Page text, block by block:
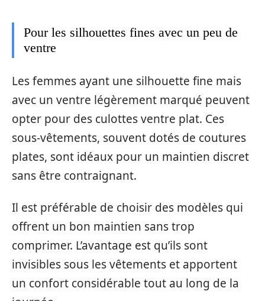
Pour les silhouettes fines avec un peu de
ventre
Les femmes ayant une silhouette fine mais
avec un ventre légèrement marqué peuvent
opter pour des culottes ventre plat. Ces
sous-vêtements, souvent dotés de coutures
plates, sont idéaux pour un maintien discret
sans être contraignant.
Il est préférable de choisir des modèles qui
offrent un bon maintien sans trop
comprimer. L’avantage est qu’ils sont
invisibles sous les vêtements et apportent
un confort considérable tout au long de la